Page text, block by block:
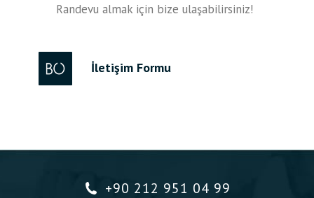
Randevu almak için bize ulaşabilirsiniz!
İletişim Formu
+90 212 951 04 99